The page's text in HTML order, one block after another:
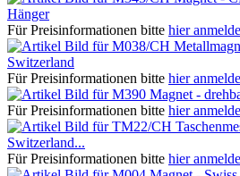
Hänger
Für Preisinformationen bitte hier
Switzerland
Für Preisinformationen bitte hier
Magnet -
Für Preisinformationen bitte hier
Switzerland...
Für Preisinformationen bitte hier